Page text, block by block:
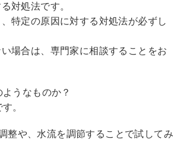
対処法です。
特定の原因に対する対処法が必ずし
場合は、専門家に相談することをお
うなものか？
。
整や、水流を調節することで試してみ